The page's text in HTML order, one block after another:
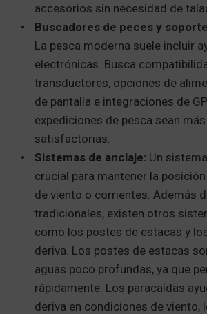
accesorios sin necesidad de
Buscadores de peces y
La pesca moderna suele incluir
electrónicas. Busca
transductores, opciones de
de pantalla e integraciones de
expediciones de pesca sean
satisfactorias.
Sistemas de anclaje: Un
crucial para mantener la
de viento o corrientes. Además
tradicionales, existen otros
como los postes de estacas y
deriva. Los postes de estacas
aguas poco profundas, ya que
rápidamente. Los paracaídas
deriva en condiciones de viento,